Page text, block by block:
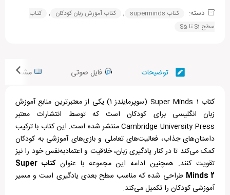
دسته: کتاب superminds , کتاب آموزش زبان کودکان ,
کتاب
سطح S1 تا S5
توضیحات فایل صوتی مشخصات
کتاب Super Minds 1 (سوپرمایندز ۱) یکی از معتبرترین منابع آموزش
زبان انگلیسی برای کودکان است که توسط انتشارات معتبر
Cambridge University Press منتشر شده است. این کتاب با ترکیب
داستان‌های جذاب، فعالیت‌های تعاملی و بازی‌های آموزشی به کودکان
کمک می‌کند تا در کنار یادگیری زبان، خلاقیت و اعتمادبه‌نفس خود را نیز
تقویت کنند. همچنین ادامه این مجموعه با عنوان
کتاب Super
Minds 2 طراحی شده که مناسب سطح بعدی یادگیری است و مسیر
آموزشی کودکان را تکمیل می‌کند.